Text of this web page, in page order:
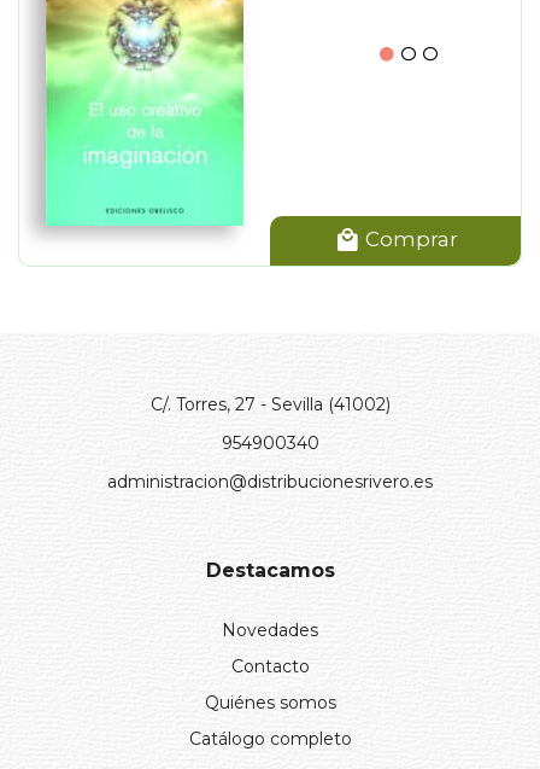
Comprar
C/. Torres, 27 - Sevilla (41002)
954900340
administracion@distribucionesrivero.es
Destacamos
Novedades
Contacto
Quiénes somos
Catálogo completo